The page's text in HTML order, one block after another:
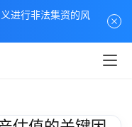
进行非法集资的风